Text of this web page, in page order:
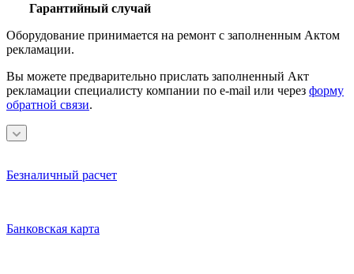
Гарантийный случай
Оборудование принимается на ремонт с заполненным Актом
рекламации.
Вы можете предварительно прислать заполненный Акт
рекламации специалисту компании по e-mail или через форму
обратной связи.
Безналичный расчет
Банковская карта